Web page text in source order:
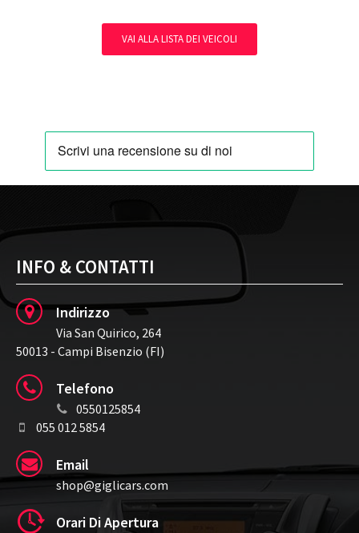
VAI ALLA LISTA DEI VEICOLI
INFO & CONTATTI
Indirizzo
Via San Quirico, 264
50013 - Campi Bisenzio (FI)
Telefono
0550125854
055 012 5854
Email
shop@giglicars.com
Orari Di Apertura